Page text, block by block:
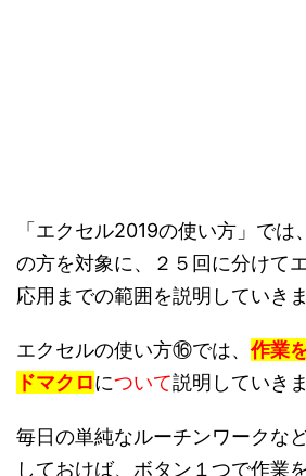
「エクセル2019の使い方」では
の方を対象に、２５回に分けて
応用までの範囲を説明していきま
エクセルの使い方⑯では、作業
ドマクロについて説明していきま
毎日の単純なルーチンワークな
しておけば、ボタン１つで作業